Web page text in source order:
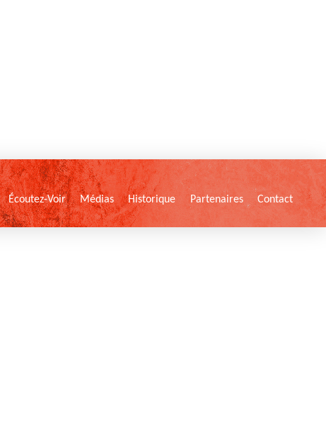
Écoutez-Voir Médias Historique Partenaires Contact